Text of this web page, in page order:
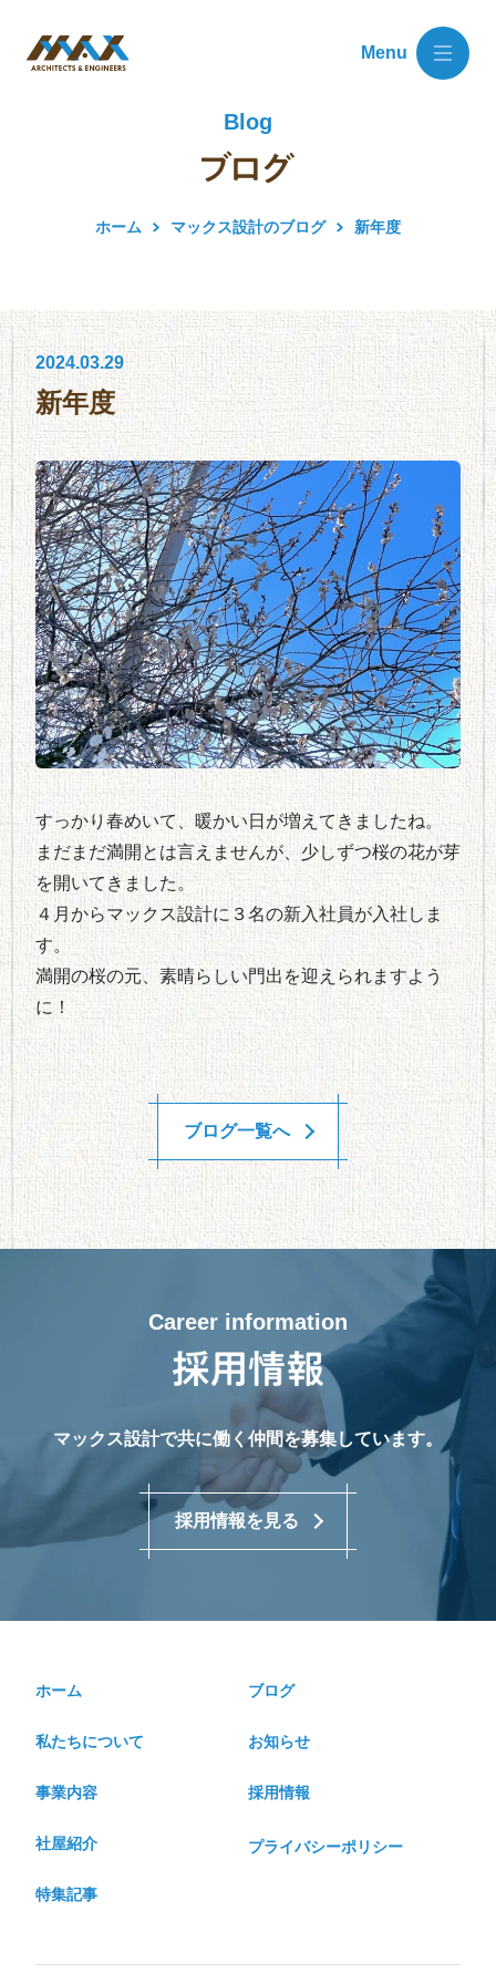
Menu
Blog
ホーム マックス設計のブログ 新年度
2024.03.29
新年度
すっかり春めいて、暖かい日が増えてきましたね。
まだまだ満開とは言えませんが、少しずつ桜の花が芽
を開いてきました。
４月からマックス設計に３名の新入社員が入社しま
す。
満開の桜の元、素晴らしい門出を迎えられますよう
に！
ブログ一覧へ
Career information
マックス設計で共に働く仲間を募集しています。
採用情報を見る
ホーム
私たちについて
社屋紹介
事業内容
特集記事
ブログ
お知らせ
採用情報
プライバシーポリシー